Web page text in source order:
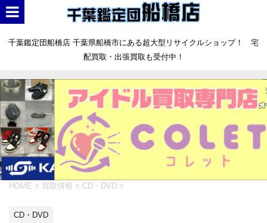
千葉鑑定団船橋店 千葉県船橋市にある超大型リサイクルショップ！ 宅
配買取・出張買取も受付中！
HOME > 買取情報 > CD・DVD >
CD・DVD